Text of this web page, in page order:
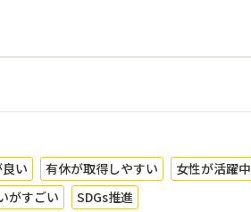
い 有休が取得しやすい 女性が活躍中
がすごい
SDGs推進